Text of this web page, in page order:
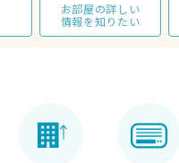
お部屋の詳しい
情報を知りたい